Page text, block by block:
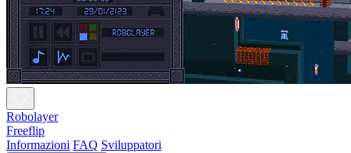
Robolayer
Freeflip
Informazioni FAQ Sviluppatori